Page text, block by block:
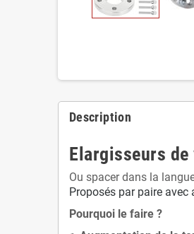
Description
Elargisseurs de
Ou spacer dans la
Proposés par paire avec
Pourquoi le faire ?